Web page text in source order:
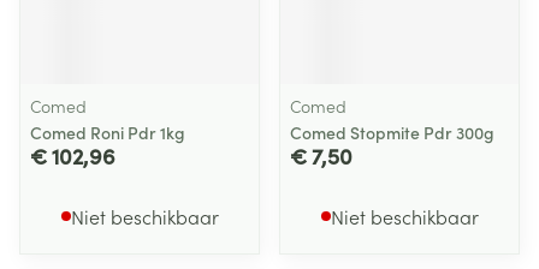
Comed
Comed Roni Pdr 1kg
€ 102,96
Niet beschikbaar
Comed
Comed Stopmite Pdr 300g
€ 7,50
Niet beschikbaar